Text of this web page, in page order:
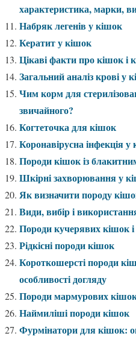
характеристика, марки,
Набряк легенів у кішок
Кератит у кішок
Цікаві факти про кішок і
Загальний аналіз крові у
Чим корм для
звичайного?
Когтеточка для кішок
Коронавірусна інфекція у
Породи кішок із
Шкірні захворювання у
Як визначити породу
Види, вибір і
Породи кучерявих кішок
Рідкісні породи кішок
Короткошерсті породи
особливості догляду
Породи мармурових
Наймиліші породи кішок
Фурмінатори для кішок: